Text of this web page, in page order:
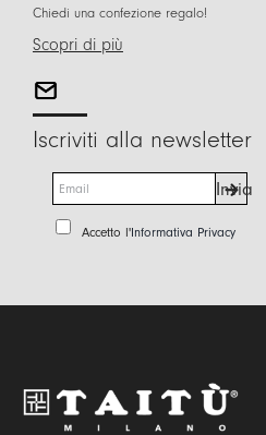
Chiedi una confezione regalo!
Scopri di più
Iscriviti alla newsletter
m
a
P
o
Accetto l'Informativa Privacy
Invia